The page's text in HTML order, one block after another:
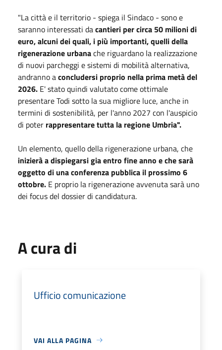
"La città e il territorio - spiega il Sindaco - sono e
saranno interessati dacantieri per circa 50 milioni di
euro, alcuni dei quali, i più importanti, quelli della
rigenerazione urbanache riguardano la realizzazione
di nuovi parcheggi e sistemi di mobilità alternativa,
andranno aconcludersi proprio nella prima metà del
2026. E' stato quindi valutato come ottimale
presentare Todi sotto la sua migliore luce, anche in
termini di sostenibilità, per l'anno 2027 con l'auspicio
di poter rappresentare tutta la regione Umbria".
Un elemento, quello della rigenerazione urbana, che
inizierà a dispiegarsi gia entro fine anno e che sarà
oggetto di una conferenza pubblica il prossimo 6
ottobre. E proprio la rigenerazione avvenuta sarà uno
dei focus del dossier di candidatura.
A cura di
Ufficio comunicazione
VAI ALLA PAGINA